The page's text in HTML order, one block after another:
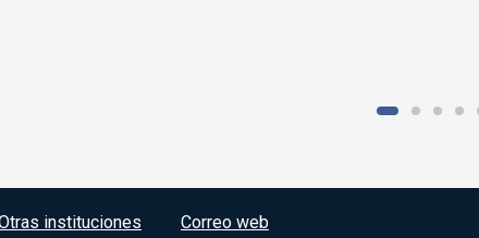
instituciones Correo web